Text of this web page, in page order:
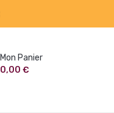
Mon Panier
0,00 €